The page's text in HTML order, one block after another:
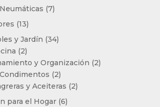
77
1313
productos
y Jardín 3434
22
productos
y Organización 22
22
productos
y Aceiteras 22
para el Hogar 66